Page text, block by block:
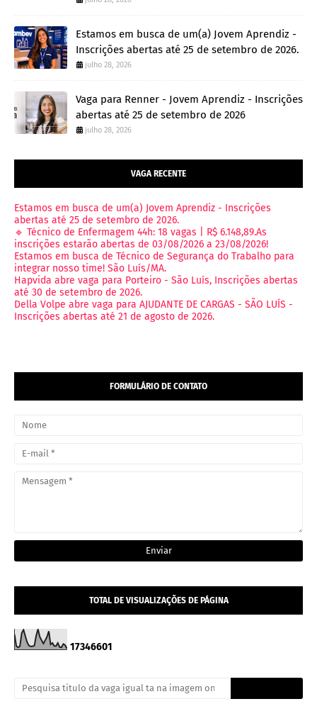
Estamos em busca de um(a) Jovem Aprendiz -
Inscrições abertas até 25 de setembro de 2026.
julho 28, 2026
Vaga para Renner - Jovem Aprendiz - Inscrições
abertas até 25 de setembro de 2026
julho 28, 2026
VAGA RECENTE
Estamos em busca de um(a) Jovem Aprendiz - Inscrições
abertas até 25 de setembro de 2026.
🔹 Técnico de Enfermagem 44h: 18 vagas | R$ 6.148,89.As
inscrições estarão abertas de 03/08/2026 a 23/08/2026!
Estamos em busca de Técnico de Segurança do Trabalho para
integrar nosso time! São Luís/MA.
Hapvida abre vaga para Porteiro - São Luís, Inscrições abertas
até 30 de setembro de 2026.
Della Volpe abre vaga para AJUDANTE DE CARGAS - SÃO LUÍS -
Inscrições abertas até 21 de agosto de 2026.
FORMULÁRIO DE CONTATO
TOTAL DE VISUALIZAÇÕES DE PÁGINA
17346601